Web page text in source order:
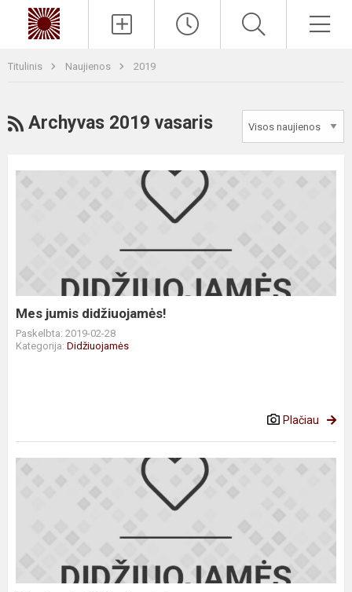
Titulinis Naujienos 2019
RSS
Archyvas 2019 vasaris
Mes
Mes jumis didžiuojamės!
Paskelbta: 2019-02-28
Kategorija: Didžiuojamės
Plačiau
Mes